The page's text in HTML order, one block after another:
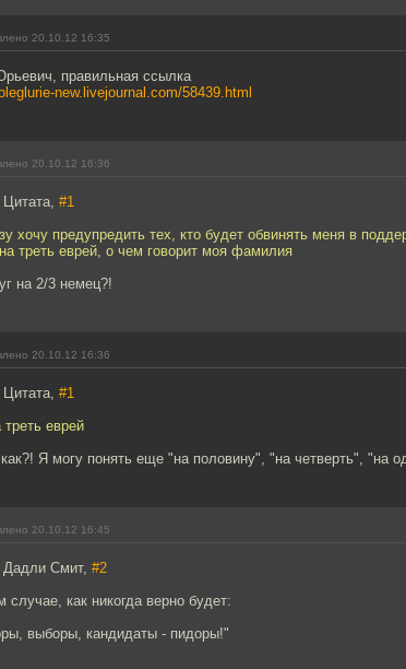
20.10.12 16:35
правильная ссылка
new.livejournal.com/58439.html
20.10.12 16:36
#1
хочу предупредить тех, кто будет обвинять меня в
треть еврей, о чем говорит моя фамилия
на 2/3 немец?!
20.10.12 16:36
#1
треть еврей
Я могу понять еще "на половину", "на четверть", "на
20.10.12 16:45
Дадли Смит, #2
случае, как никогда верно будет:
выборы, кандидаты - пидоры!"